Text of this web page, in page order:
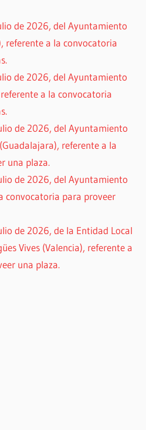
de 2026, del Ayuntamiento
referente a la convocatoria
de 2026, del Ayuntamiento
a la convocatoria
de 2026, del Ayuntamiento
referente a la
una plaza.
de 2026, del Ayuntamiento
convocatoria para proveer
de 2026, de la Entidad Local
Vives (Valencia), referente a
una plaza.